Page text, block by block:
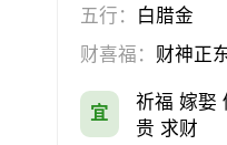
五行： 白腊金
财喜福： 财神正
宜
祈福 嫁娶
贵 求财